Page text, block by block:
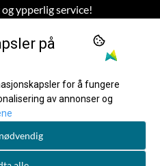
ypperlig service!
og tilbud!
på
for å fungere
av annonser og